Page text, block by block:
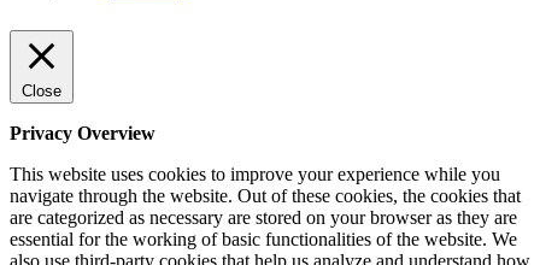
Close
Privacy Overview
This website uses cookies to improve your experience while you
navigate through the website. Out of these cookies, the cookies that
are categorized as necessary are stored on your browser as they are
essential for the working of basic functionalities of the website. We